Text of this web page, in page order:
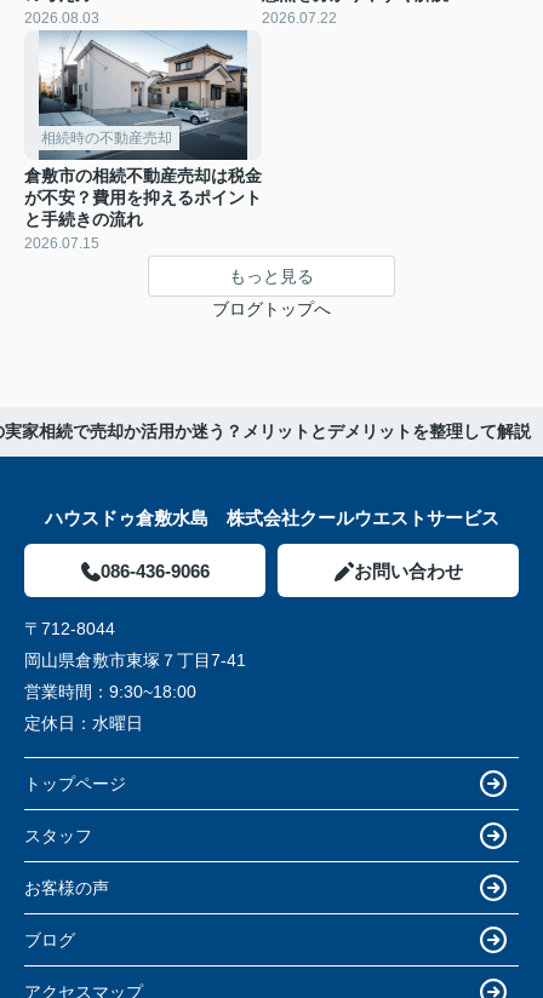
2026.08.03 2026.07.22
相続時の不動産売却
倉敷市の相続不動産売却は税金
が不安？費用を抑えるポイント
と手続きの流れ
2026.07.15
もっと見る
ブログトップへ
実家相続で売却か活用か迷う？メリットとデメリットを整理して解説
ハウスドゥ倉敷水島 株式会社クールウエストサービス
086-436-9066 お問い合わせ
〒712-8044
岡山県倉敷市東塚７丁目7-41
営業時間： 9:30~18:00
定休日： 水曜日
トップページ
スタッフ
お客様の声
ブログ
アクセスマップ